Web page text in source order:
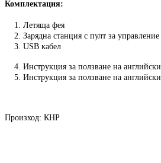
Комплектация:
1. Летяща фея
2. Зарядна станция с пулт за управление
3. USB кабел
4. Инструкция за ползване на английски
5. Инструкция за ползване на английски
Произход: КНР